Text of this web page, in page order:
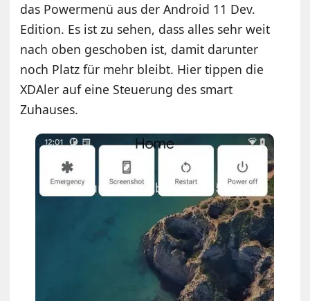
das Powermenü aus der Android 11 Dev.
Edition. Es ist zu sehen, dass alles sehr weit
nach oben geschoben ist, damit darunter
noch Platz für mehr bleibt. Hier tippen die
XDAler auf eine Steuerung des smart
Zuhauses.